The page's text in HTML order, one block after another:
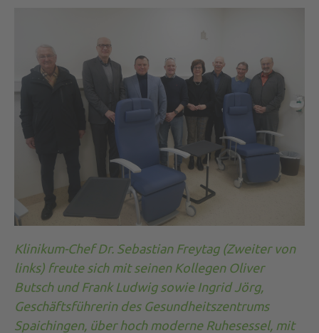
Klinikum-Chef Dr. Sebastian Freytag (Zweiter von
links) freute sich mit seinen Kollegen Oliver
Butsch und Frank Ludwig sowie Ingrid Jörg,
Geschäftsführerin des Gesundheitszentrums
Spaichingen, über hoch moderne Ruhesessel, mit